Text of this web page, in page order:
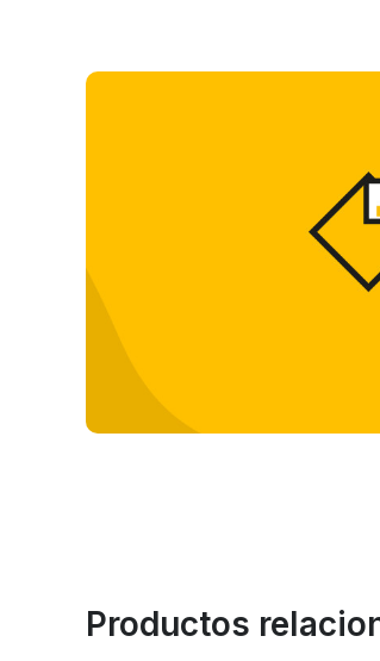
Productos